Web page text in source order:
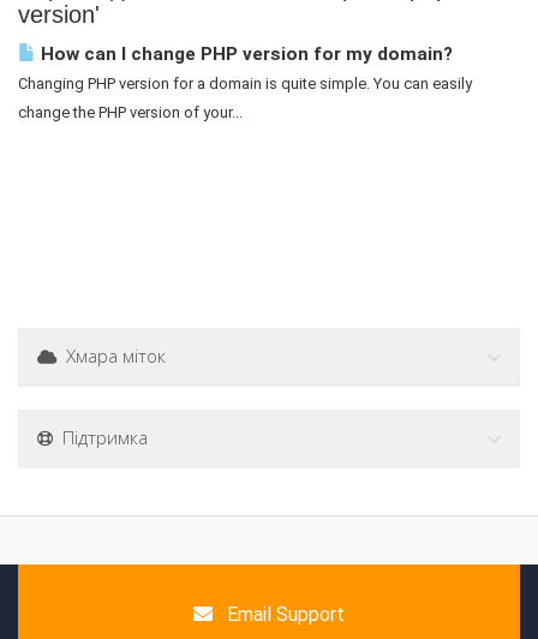
version'
How can I change PHP version for my domain?
Changing PHP version for a domain is quite simple. You can easily
change the PHP version of your...
Хмара міток
Підтримка
Email Support